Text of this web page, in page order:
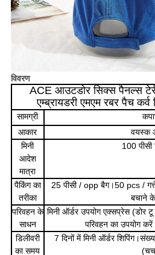
विवरण
ACE आउटडोर सिक्स पैनल्स
एम्ब्रायडरी एमएम रबर पैच
सामग्री
आकार
वयस्क
मिनी
आदेश
मात्रा
100 पीसी
पैकिंग का
तरीका
25 पीसी / opp बैग।50 pcs / गत्ते
बचाने
परिवहन के
साधन
मिनी ऑर्डर उपयोग एक्सप्रेस (डोर
परिवहन का उपयोग
डिलीवरी
का समय
7 दिनों में मिनी ऑर्डर